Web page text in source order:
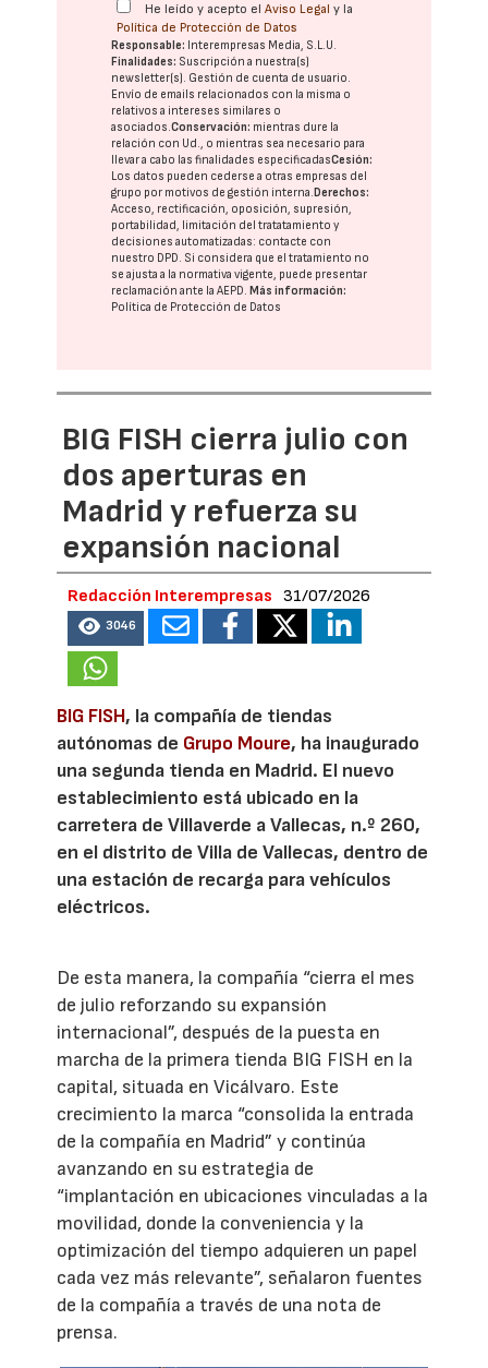
He leído y acepto elAviso Legal y la
Política de Protección de Datos
Responsable: Interempresas Media, S.L.U.
Finalidades: Suscripción a nuestra(s)
newsletter(s). Gestión de cuenta de usuario.
Envío de emails relacionados con la misma o
relativos a intereses similares o
asociados.Conservación: mientras dure la
relación con Ud., o mientras sea necesario para
llevar a cabo las finalidades especificadasCesión:
Los datos pueden cederse a otras empresas del
grupo por motivos de gestión interna. Derechos:
Acceso, rectificación, oposición, supresión,
portabilidad, limitación del tratatamiento y
decisiones automatizadas: contacte con
nuestro DPD. Si considera que el tratamiento no
se ajusta a la normativa vigente, puede presentar
reclamación ante laAEPD. Más información:
Política de Protección de Datos
BIG FISH cierra julio con
dos aperturas en
Madrid y refuerza su
expansión nacional
Redacción Interempresas 31/07/2026
3046
BIG FISH, la compañía de tiendas
autónomas de Grupo Moure, ha inaugurado
una segunda tienda en Madrid. El nuevo
establecimiento está ubicado en la
carretera de Villaverde a Vallecas, n.º 260,
en el distrito de Villa de Vallecas, dentro de
una estación de recarga para vehículos
eléctricos.
De esta manera, la compañía “cierra el mes
de julio reforzando su expansión
internacional”, después de la puesta en
marcha de la primera tienda BIG FISH en la
capital, situada en Vicálvaro. Este
crecimiento la marca “consolida la entrada
de la compañía en Madrid” y continúa
avanzando en su estrategia de
“implantación en ubicaciones vinculadas a la
movilidad, donde la conveniencia y la
optimización del tiempo adquieren un papel
cada vez más relevante”, señalaron fuentes
de la compañía a través de una nota de
prensa.